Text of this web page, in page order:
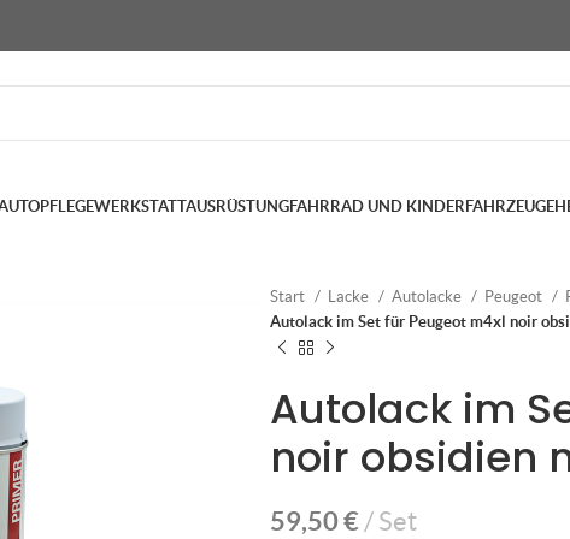
WERKSTATTAUSRÜSTUNGFAHRRAD UND KINDERFAHRZEUGE
Start Lacke Autolacke Peugeot
Autolack im Set für Peugeot m4xl noir
Autolack im
noir obsidien
59,50€ Set